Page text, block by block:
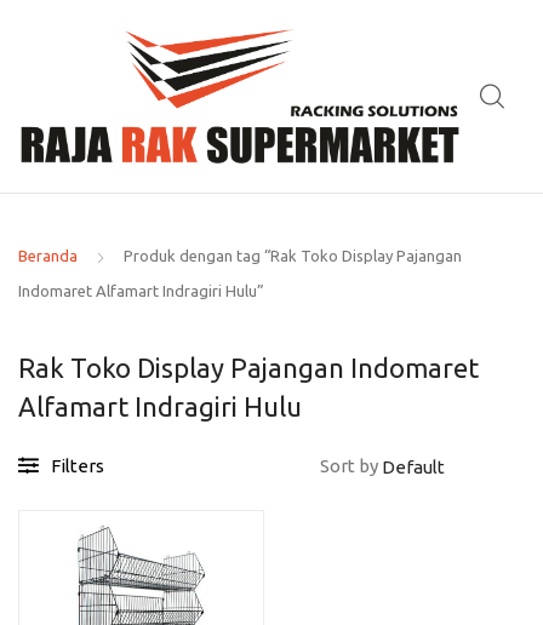
Beranda Produk dengan tag “Rak Toko Display Pajangan
Indomaret Alfamart Indragiri Hulu”
Rak Toko Display Pajangan Indomaret
Alfamart Indragiri Hulu
Filters Sort by